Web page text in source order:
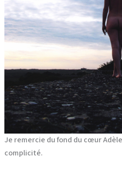
Je remercie du fond du cœur
complicité.